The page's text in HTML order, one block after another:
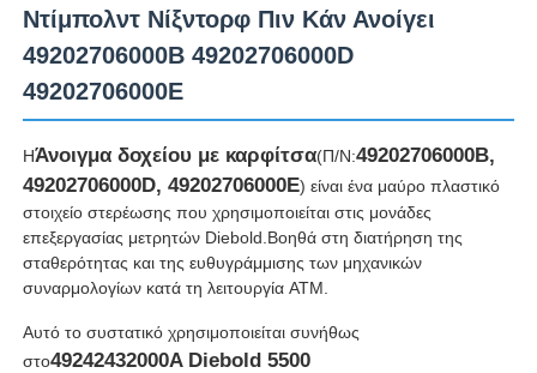
Ντίμπολντ Νίξντορφ Πιν Κάν Ανοίγει
49202706000B 49202706000D
49202706000E
ΗΆνοιγμα δοχείου με καρφίτσα(Π/Ν:49202706000B,
49202706000D, 49202706000E) είναι ένα μαύρο πλαστικό
στοιχείο στερέωσης που χρησιμοποιείται στις μονάδες
επεξεργασίας μετρητών Diebold.Βοηθά στη διατήρηση της
σταθερότητας και της ευθυγράμμισης των μηχανικών
συναρμολογίων κατά τη λειτουργία ATM.
Αυτό το συστατικό χρησιμοποιείται συνήθως
στο49242432000A Diebold 5500